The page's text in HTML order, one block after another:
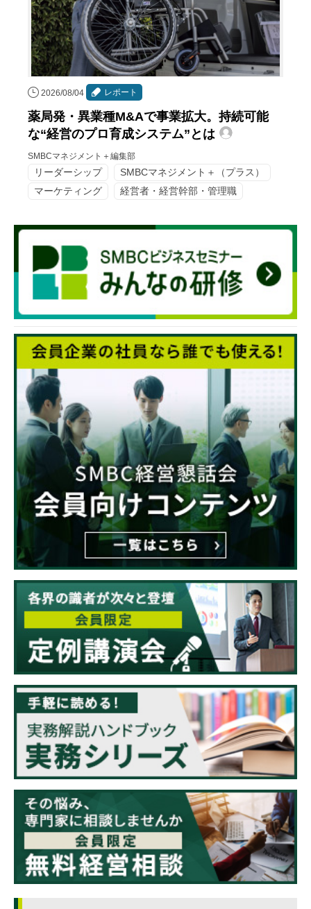
2026/08/04 レポート
薬局発・異業種M&Aで事業拡大。持続可能
な“経営のプロ育成システム”とは
SMBCマネジメント＋編集部
リーダーシップ
SMBCマネジメント＋（プラス）
マーケティング
経営者・経営幹部・管理職